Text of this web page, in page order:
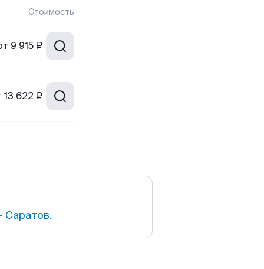
Стоимость
9 915 ₽
13 622 ₽